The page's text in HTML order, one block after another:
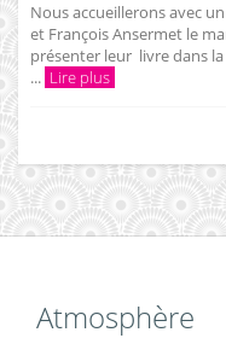
Nous accueillerons avec
et François Ansermet le
présenter leur livre dans la
... Lire plus
Atmosphère